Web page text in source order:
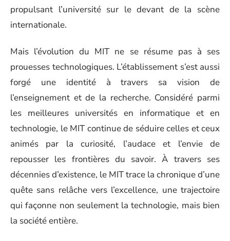
propulsant l’université sur le devant de la scène
internationale.
Mais l’évolution du MIT ne se résume pas à ses
prouesses technologiques. L’établissement s’est aussi
forgé une identité à travers sa vision de
l’enseignement et de la recherche. Considéré parmi
les meilleures universités en informatique et en
technologie, le MIT continue de séduire celles et ceux
animés par la curiosité, l’audace et l’envie de
repousser les frontières du savoir. À travers ses
décennies d’existence, le MIT trace la chronique d’une
quête sans relâche vers l’excellence, une trajectoire
qui façonne non seulement la technologie, mais bien
la société entière.